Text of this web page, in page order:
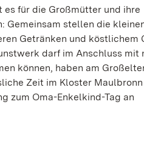
für die Großmütter und ihre
stellen die
Getränken und köstlichem
darf im Anschluss mit
können, haben am
Zeit im Kloster Maulbronn
zum Oma-Enkelkind-Tag an